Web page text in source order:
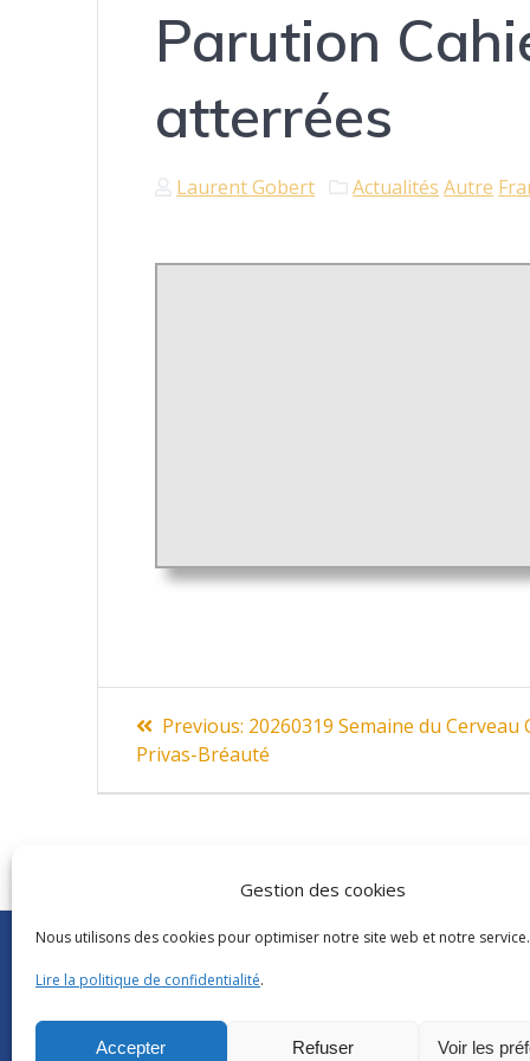
Gestion des cookies
Nous utilisons des cookies pour optimiser notre site web et notre service.
Lire la politique de confidentialité.
Accepter Refuser Voir les
Parution
atterrées
Laurent Gobert Actualités Autre
Navigation
de
Previous: Previous
post:
20260319 Semaine du Cerveau
Privas-Bréauté
Abonnements Frantext
Séminaires ATILF
CNRS|